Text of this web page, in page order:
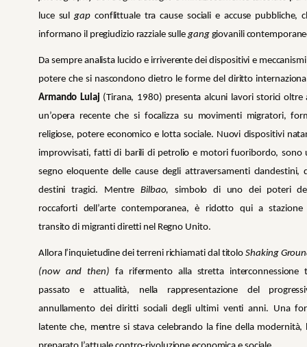
luce sulgap conflittuale tra cause sociali e accuse pubbliche,
informano il pregiudizio razziale sulle gang giovanili
Da sempre analista lucido e irriverente dei dispositivi e
potere che si nascondono dietro le forme del diritto
Armando Lulaj (Tirana, 1980) presenta alcuni lavori storici oltre
un’opera recente che si focalizza su movimenti migratori,
religiose, potere economico e lotta sociale. Nuovi dispositivi
improvvisati, fatti di barili di petrolio e motori fuoribordo, sono
segno eloquente delle cause degli attraversamenti clandestini,
destini tragici. MentreBilbao,simbolo di uno dei poteri
roccaforti dell’arte contemporanea, è ridotto qui a stazione
transito di migranti diretti nel Regno Unito.
Allora l’inquietudine dei terreni richiamati dal titoloShaking
(now and then) fa rifermento alla stretta interconnessione
passato e attualità, nella rappresentazione del
annullamento dei diritti sociali degli ultimi venti anni. Una
latente che, mentre si stava celebrando la fine della modernità,